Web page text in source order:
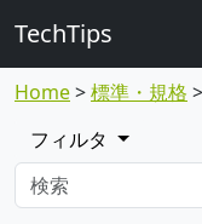
TechTips
Home 標準・規格
フィルタ